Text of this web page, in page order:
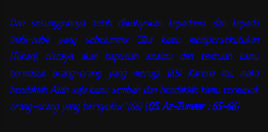
Dan sesungguhnya telah diwahyukan kepadamu dan kepada
(nabi-nabi) yang sebelummu: "Jika kamu mempersekutukan
(Tuhan), niscaya akan hapuslah amalmu dan tentulah kamu
termasuk orang-orang yang merugi. (65) Karena itu, maka
hendaklah Allah saja kamu sembah dan hendaklah kamu termasuk
orang-orang yang bersyukur".(66) [QS. Az-Zumaar : 65-66]